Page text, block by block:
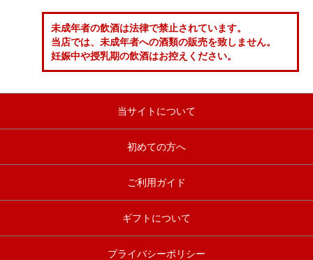
未成年者の飲酒は法律で禁止されています。
当店では、未成年者への酒類の販売を致しません。
妊娠中や授乳期の飲酒はお控えください。
当サイトについて
初めての方へ
ご利用ガイド
ギフトについて
プライバシーポリシー